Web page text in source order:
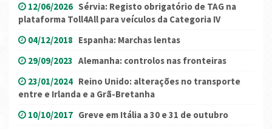
12/06/2026 Sérvia: Registo obrigatório de TAG na
plataforma Toll4All para veículos da Categoria IV
04/12/2018 Espanha: Marchas lentas
29/09/2023 Alemanha: controlos nas fronteiras
23/01/2024 Reino Unido: alterações no transporte
entre e Irlanda e a Grã-Bretanha
10/10/2017 Greve em Itália a 30 e 31 de outubro